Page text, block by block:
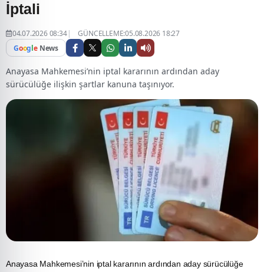
İptali
04.07.2026 08:34
GÜNCELLEME:05.08.2026 18:27
Google News
Anayasa Mahkemesi’nin iptal kararının ardından aday
sürücülüğe ilişkin şartlar kanuna taşınıyor.
Anayasa Mahkemesi’nin iptal kararının ardından aday sürücülüğe